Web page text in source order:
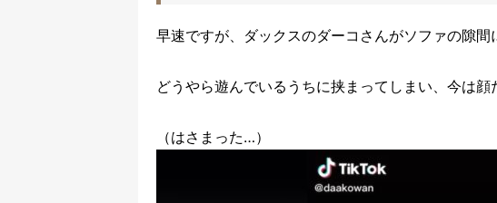
早速ですが、ダックスのダーコさんがソファの隙間
どうやら遊んでいるうちに挟まってしまい、今は顔
（はさまった…）